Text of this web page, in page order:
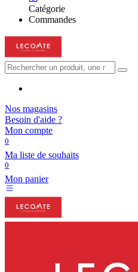
Catégorie
Commandes
Nos magasins
Besoin d'aide ?
Mon compte
0
Ma liste de souhaits
0
Mon panier